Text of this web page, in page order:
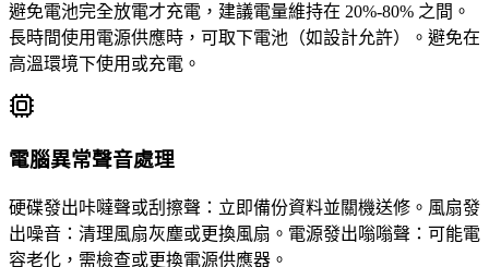
避免電池完全放電才充電，建議電量維持在 20%-80% 之間。
長時間使用電源供應時，可取下電池（如設計允許）。避免在
高溫環境下使用或充電。
電腦異常聲音處理
硬碟發出咔噠聲或刮擦聲：立即備份資料並關機送修。風扇發
出噪音：清理風扇灰塵或更換風扇。電源發出嗡嗡聲：可能電
容老化，需檢查或更換電源供應器。